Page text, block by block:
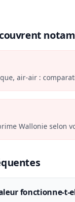
air-air :
Wallonie selon
fonctionne-t-